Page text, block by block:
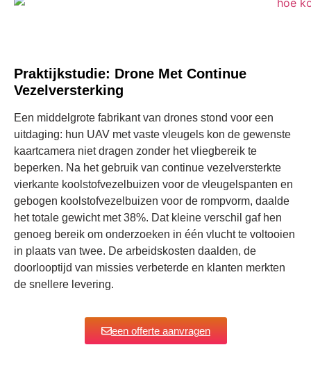
Praktijkstudie: Drone Met Continue
Vezelversterking
Een middelgrote fabrikant van drones stond voor een
uitdaging: hun UAV met vaste vleugels kon de gewenste
kaartcamera niet dragen zonder het vliegbereik te
beperken. Na het gebruik van continue vezelversterkte
vierkante koolstofvezelbuizen voor de vleugelspanten en
gebogen koolstofvezelbuizen voor de rompvorm, daalde
het totale gewicht met 38%. Dat kleine verschil gaf hen
genoeg bereik om onderzoeken in één vlucht te voltooien
in plaats van twee. De arbeidskosten daalden, de
doorlooptijd van missies verbeterde en klanten merkten
de snellere levering.
een offerte aanvragen